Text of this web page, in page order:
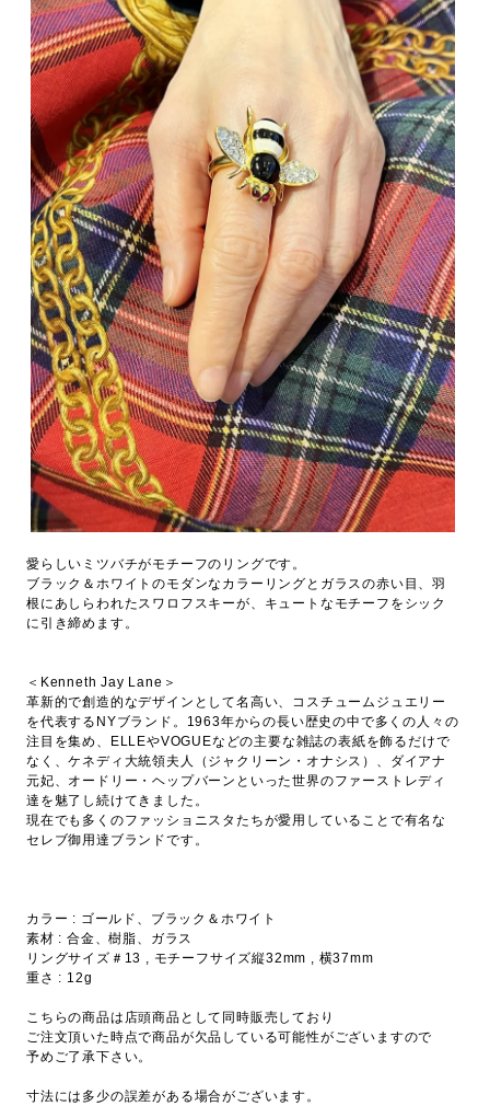
愛らしいミツバチがモチーフのリングです。
ブラック＆ホワイトのモダンなカラーリングとガラスの赤い目、羽
根にあしらわれたスワロフスキーが、キュートなモチーフをシック
に引き締めます。
＜Kenneth Jay Lane＞
革新的で創造的なデザインとして名高い、コスチュームジュエリー
を代表するNYブランド。1963年からの長い歴史の中で多くの人々の
注目を集め、ELLEやVOGUEなどの主要な雑誌の表紙を飾るだけで
なく、ケネディ大統領夫人（ジャクリーン・オナシス）、ダイアナ
元妃、オードリー・ヘップバーンといった世界のファーストレディ
達を魅了し続けてきました。
現在でも多くのファッショニスタたちが愛用していることで有名な
セレブ御用達ブランドです。
カラー : ゴールド、ブラック＆ホワイト
素材 : 合金、樹脂、ガラス
リングサイズ＃13 , モチーフサイズ縦32mm , 横37mm
重さ : 12g
こちらの商品は店頭商品として同時販売しており
ご注文頂いた時点で商品が欠品している可能性がございますので
予めご了承下さい。
寸法には多少の誤差がある場合がございます。